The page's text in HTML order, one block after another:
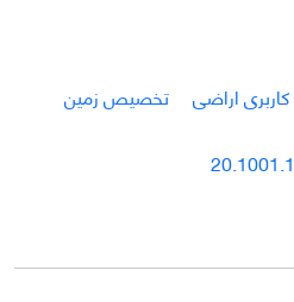
اراضی
تخصیص زمین